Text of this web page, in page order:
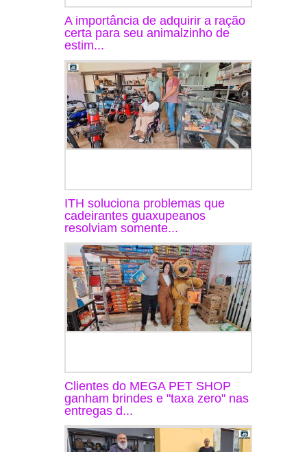
A importância de adquirir a ração
certa para seu animalzinho de
estim...
ITH soluciona problemas que
cadeirantes guaxupeanos
resolviam somente...
Clientes do MEGA PET SHOP
ganham brindes e "taxa zero" nas
entregas d...